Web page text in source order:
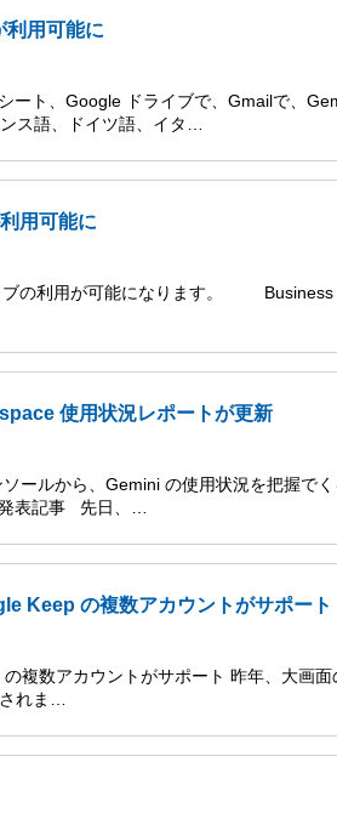
利用可能に
ート、Google ドライブで、Gmailで、
ス語、ドイツ語、イタ…
用可能に
ブの利用が可能になります。 Business
使用状況レポートが更新
ールから、Gemini の使用状況を把握で
表記事 先日、…
Keep の複数アカウントがサポート
複数アカウントがサポート 昨年、大画
れま…